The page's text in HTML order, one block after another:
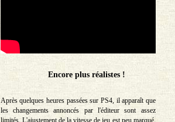
Encore plus réalistes !
Après quelques heures passées sur PS4, il apparaît que
les changements annoncés par l'éditeur sont assez
limités. L'ajustement de la vitesse de jeu est peu marqué,